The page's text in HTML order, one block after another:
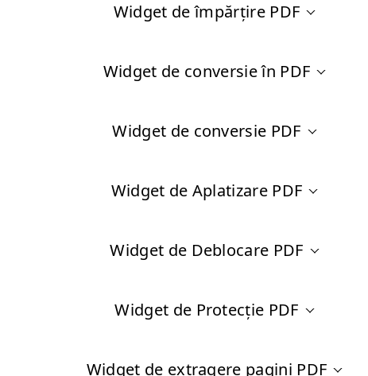
Widget de împărțire PDF
Widget de conversie în PDF
Widget de conversie PDF
Widget de Aplatizare PDF
Widget de Deblocare PDF
Widget de Protecție PDF
Widget de extragere pagini PDF